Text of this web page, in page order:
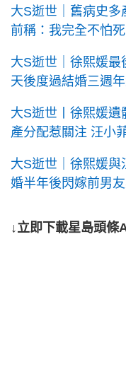
大S逝世｜舊病史
前稱：我完全不怕死
大S逝世｜徐熙媛
天後度過結婚三週
大S逝世丨徐熙媛
產分配惹關注 汪小
大S逝世｜徐熙媛
婚半年後閃嫁前男
↓立即下載星島頭條